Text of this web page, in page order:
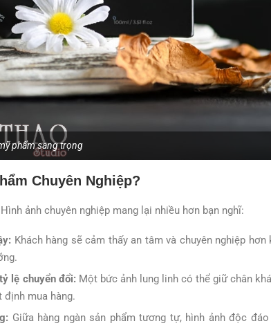
phẩm sang trọng
Chuyên Nghiệp?
ảnh chuyên nghiệp mang lại nhiều hơn bạn nghĩ:
Khách hàng sẽ cảm thấy an tâm và chuyên nghiệp hơn
lệ chuyển đổi: Một bức ảnh lung linh có thể giữ chân
định mua hàng.
Giữa hàng ngàn sản phẩm tương tự, hình ảnh độc đáo